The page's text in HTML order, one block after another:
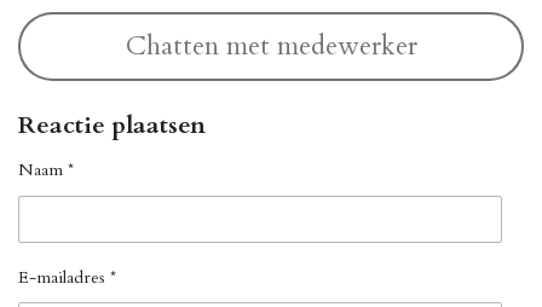
Chatten met medewerker
Reactie plaatsen
Naam *
E-mailadres *